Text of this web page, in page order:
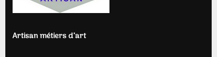
Artisan métiers d’art